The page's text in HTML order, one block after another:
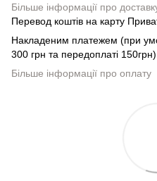
Більше інформації про
Перевод коштів на карту
Накладеним платежем (при
300 грн та передоплаті
Більше інформації про оплату